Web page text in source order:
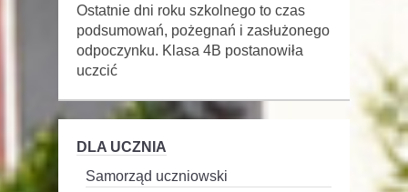
Ostatnie dni roku szkolnego to czas
podsumowań, pożegnań i zasłużonego
odpoczynku. Klasa 4B postanowiła
uczcić
DLA UCZNIA
Samorząd uczniowski